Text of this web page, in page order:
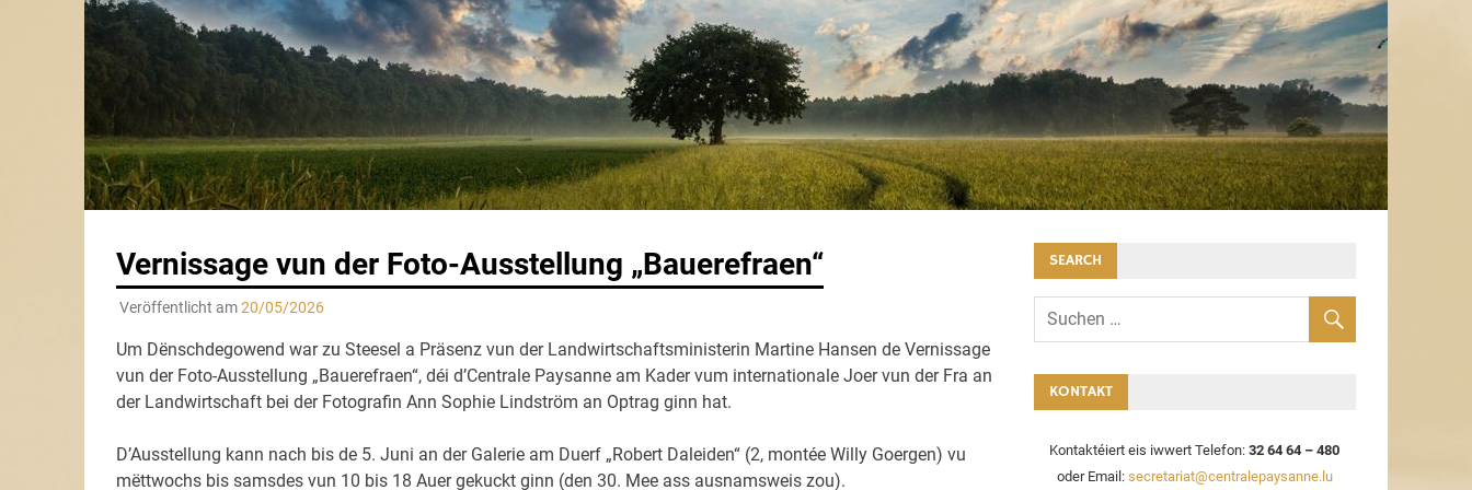
Vernissage vun der Foto-Ausstellung „Bauerefraen“
Veröffentlicht am20/05/2026
Um Dënschdegowend war zu Steesel a Präsenz vun der Landwirtschaftsministerin Martine Hansen de Vernissage
vun der Foto-Ausstellung „Bauerefraen“, déi d’Centrale Paysanne am Kader vum internationale Joer vun der Fra an
der Landwirtschaft bei der Fotografin Ann Sophie Lindström an Optrag ginn hat.
D’Ausstellung kann nach bis de 5. Juni an der Galerie am Duerf „Robert Daleiden“ (2, montée Willy Goergen) vu
mëttwochs bis samsdes vun 10 bis 18 Auer gekuckt ginn (den 30. Mee ass ausnamsweis zou).
SEARCH
KONTAKT
Kontaktéiert eis iwwert Telefon:32 64 64 – 480
oder Email: secretariat@centralepaysanne.lu